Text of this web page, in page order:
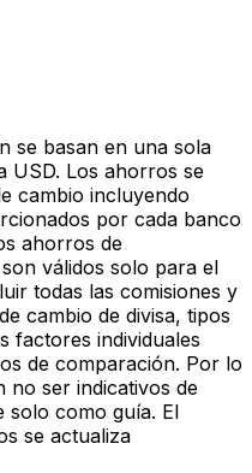
se basan en una sola
USD. Los ahorros se
cambio incluyendo
por cada banco
ahorros de
válidos solo para el
todas las comisiones y
cambio de divisa, tipos
factores individuales
de comparación. Por lo
no ser indicativos de
solo como guía. El
se actualiza